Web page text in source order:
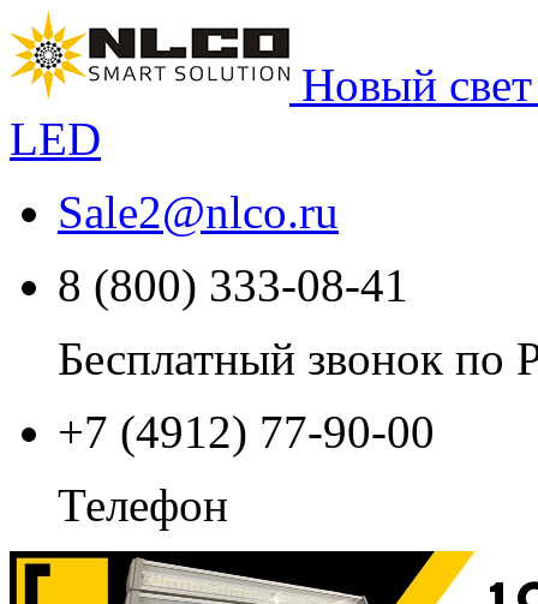
Новый
LED
Sale2@nlco.ru
8 (800) 333-08-41
Бесплатный звонок по
+7 (4912) 77-90-00
Телефон